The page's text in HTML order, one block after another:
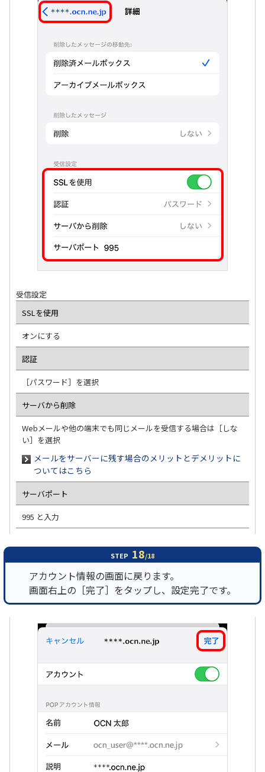
受信設定
SSLを使用
オンにする
認証
［パスワード］を選択
サーバから削除
Webメールや他の端末でも同じメールを受信する場合は［しな
い］を選択
メールをサーバーに残す場合のメリットとデメリットに
ついてはこちら
サーバポート
995 と入力
STEP 18/18
アカウント情報の画面に戻ります。
画面右上の［完了］をタップし、設定完了です。